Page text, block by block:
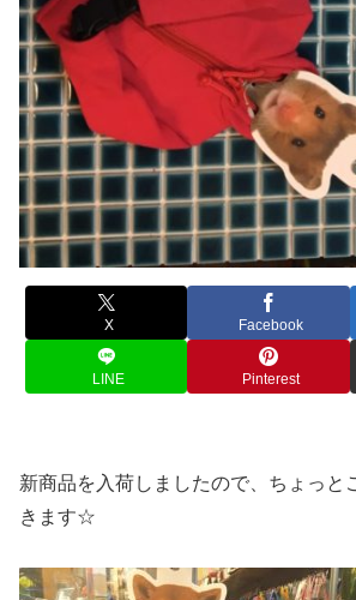
X Facebook
LINE Pinterest
新商品を入荷しましたので、ちょっと
きます☆